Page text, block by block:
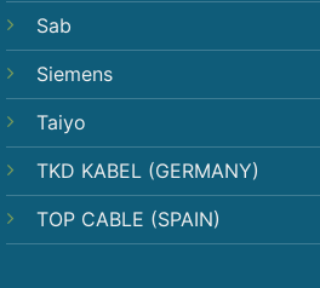
Sab
Siemens
Taiyo
TKD KABEL (GERMANY)
TOP CABLE (SPAIN)